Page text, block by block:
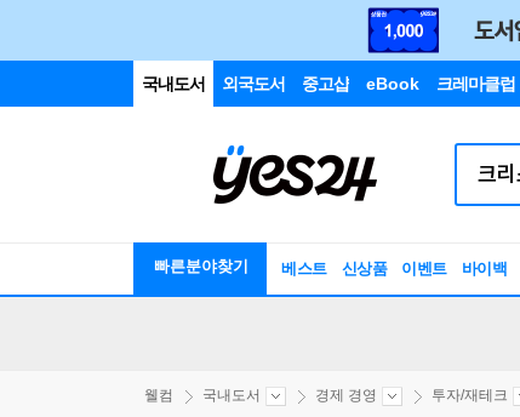
국내도서 외국도서 중고샵 eBook 크레마클럽
빠른분야찾기 베스트 신상품 이벤트 바이백
웰컴 국내도서 경제 경영 투자/재테크